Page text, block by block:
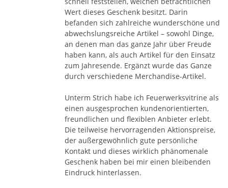
Wert dieses Geschenk besitzt. Darin
befanden sich zahlreiche wunderschöne und
abwechslungsreiche Artikel – sowohl Dinge,
an denen man das ganze Jahr über Freude
haben kann, als auch Artikel für den Einsatz
zum Jahresende. Ergänzt wurde das Ganze
durch verschiedene Merchandise-Artikel.
Unterm Strich habe ich Feuerwerksvitrine als
einen ausgesprochen kundenorientierten,
freundlichen und flexiblen Anbieter erlebt.
Die teilweise hervorragenden Aktionspreise,
der außergewöhnlich gute persönliche
Kontakt und dieses wirklich phänomenale
Geschenk haben bei mir einen bleibenden
Eindruck hinterlassen.